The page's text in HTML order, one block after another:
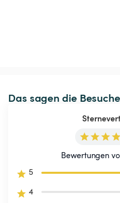
Das sagen die
Bewertungen
5
4